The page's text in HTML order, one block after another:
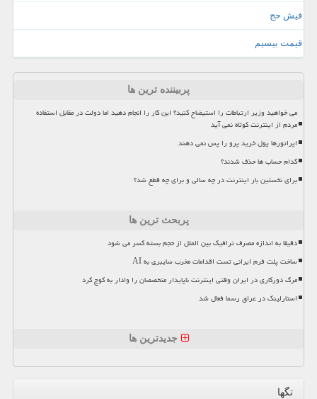
فیش حج
قیمت بیسیم
پربیننده ترین ها
می خواهید وزیر ارتباطات را استیضاح کنید؟ این کار را انجام دهید اما دولت در مقابل استفاده
مردم از اینترنت کوتاه نمی آید
اپراتورها پول خرید پرو را پس نمی دهند
کدام حساب ها حذف شدند؟
برای نخستین بار اینترنت در چه سالی و برای چه قطع شد؟
پربحث ترین ها
دقیقا به اندازه مصرف ترافیک بین الملل از حجم بسته کسر می شود
ساخت پلت فرم ایرانی تست اقدامات مخرب سایبری به AI
مرگ دورکاری در ایران وقتی اینترنت ناپایدار متخصصان را وادار به کوچ کرد
استارلینک در عراق رسما فعال شد
جدیدترین ها
تگها